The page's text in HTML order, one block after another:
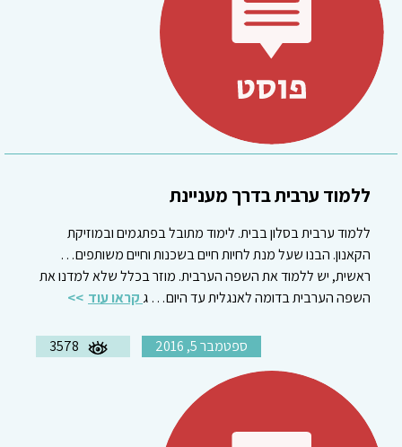
ללמוד ערבית בדרך מעניינת
ללמוד ערבית בסלון בבית. לימוד מתובל בפתגמים ובמוזיקת
הקאנון. הבנו שעל מנת לחיות חיים בשכנות וחיים משותפים…
ראשית, יש ללמוד את השפה הערבית. מוזר בכלל שלא למדנו את
השפה הערבית בדומה לאנגלית עד היום… ג קראו עוד
ספטמבר 5, 2016 3578